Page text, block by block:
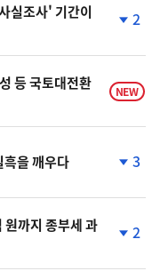
실조사' 기간이
계
락
2
등 국토대전환
NEW
을 깨우다
계
3
까지 종부세 과
계
2